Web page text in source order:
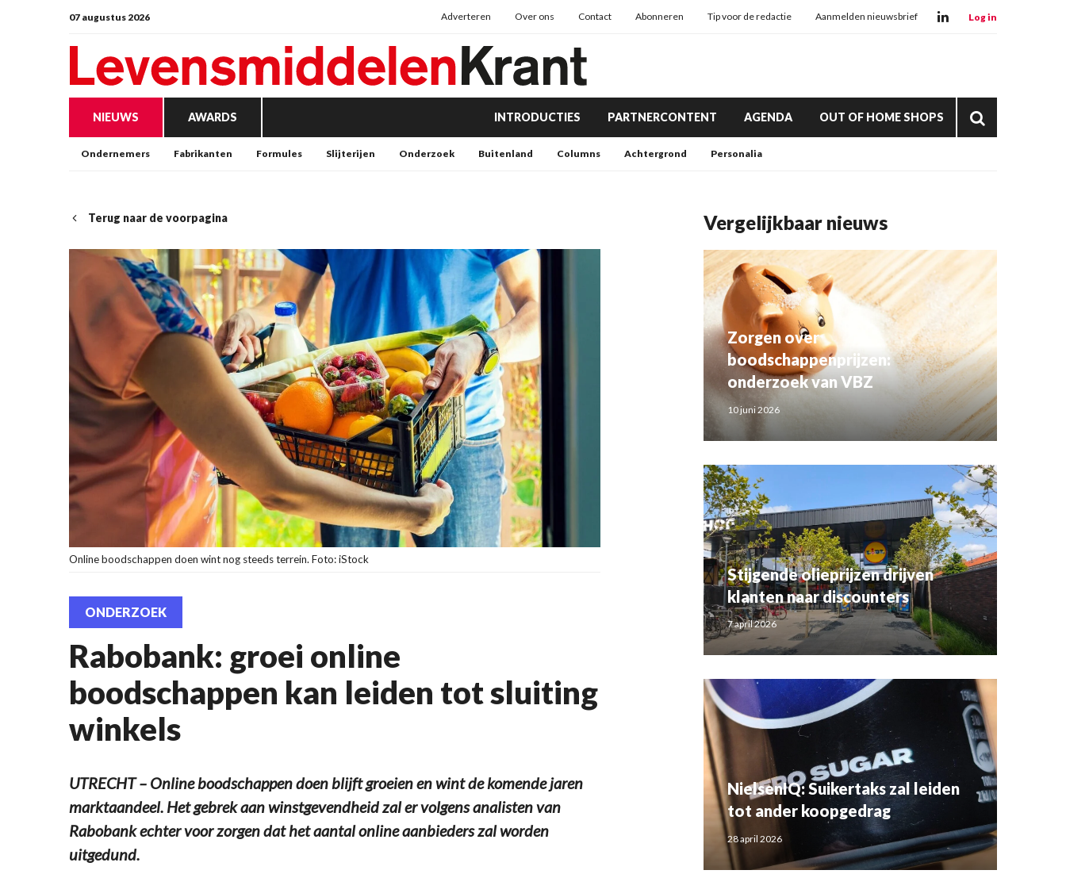
07 augustus 2026 Adverteren Over ons Contact Abonneren Tip voor de redactie Aanmelden nieuwsbrief Log in
NIEUWS AWARDS INTRODUCTIES PARTNERCONTENT AGENDA OUT OF HOME SHOPS
Ondernemers Fabrikanten Formules Slijterijen Onderzoek Buitenland Columns Achtergrond Personalia
Terug naar de voorpagina
Online boodschappen doen wint nog steeds terrein. Foto: iStock
ONDERZOEK
Rabobank: groei online
boodschappen kan leiden tot sluiting
winkels
UTRECHT – Online boodschappen doen blijft groeien en wint de komende jaren
marktaandeel. Het gebrek aan winstgevendheid zal er volgens analisten van
Rabobank echter voor zorgen dat het aantal online aanbieders zal worden
uitgedund.
Vergelijkbaar nieuws
Zorgen over
boodschappenprijzen:
onderzoek van VBZ
10 juni 2026
Stijgende olieprijzen drijven
klanten naar discounters
7 april 2026
NielsenIQ: Suikertaks zal leiden
tot ander koopgedrag
28 april 2026